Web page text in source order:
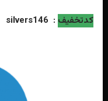
خانه فهرست محصولاتکدتخفیف :
silvers146